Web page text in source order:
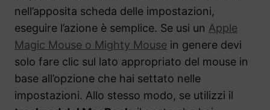
nell’apposita scheda delle impostazioni,
eseguire l’azione è semplice. Se usi un Apple
Magic Mouse o Mighty Mouse in genere devi
solo fare clic sul lato appropriato del mouse in
base all’opzione che hai settato nelle
impostazioni. Allo stesso modo, se utilizzi il